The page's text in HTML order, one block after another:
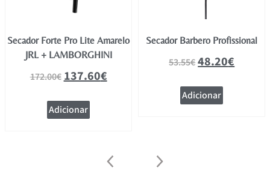
Secador Forte Pro Lite Amarelo
JRL + LAMBORGHINI
172.00€137.60€
Adicionar
Secador Barbero Profissional
53.55€48.20€
Adicionar